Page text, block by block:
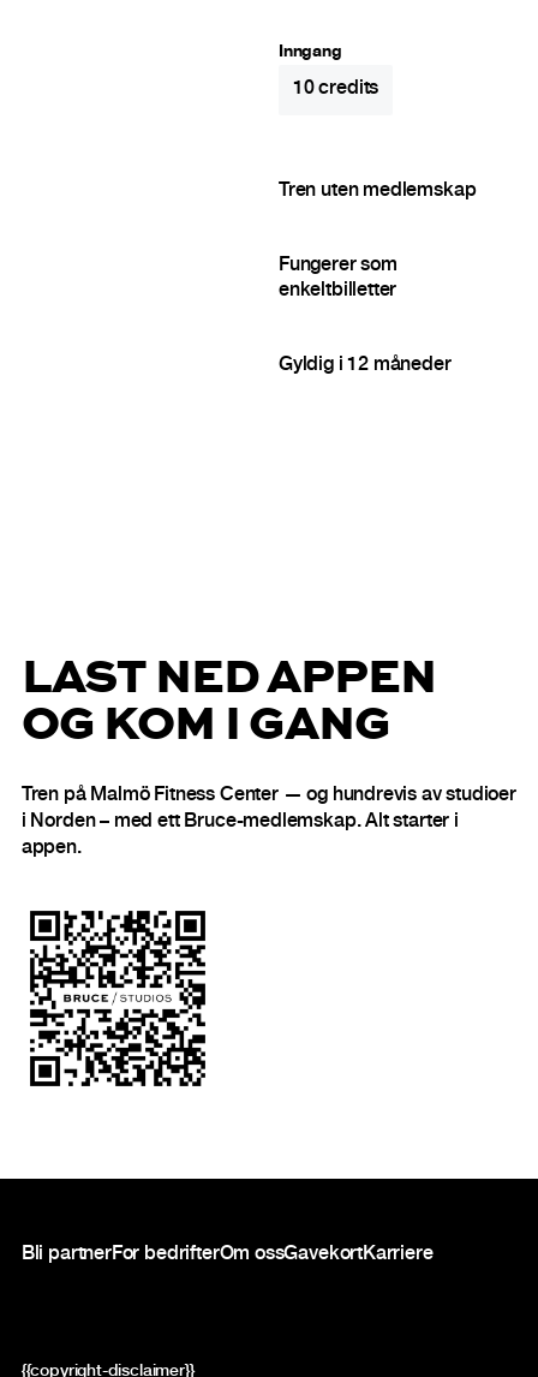
Inngang
10credits
Tren uten medlemskap
Fungerer som
enkeltbilletter
Gyldig i 12 måneder
LAST NED APPEN
OG KOM I GANG
Tren på Malmö Fitness Center — og hundrevis av studioer
i Norden – med ett Bruce-medlemskap. Alt starter i
appen.
Bli partnerFor bedrifterOm ossGavekortKarriere
{{copyright-disclaimer}}